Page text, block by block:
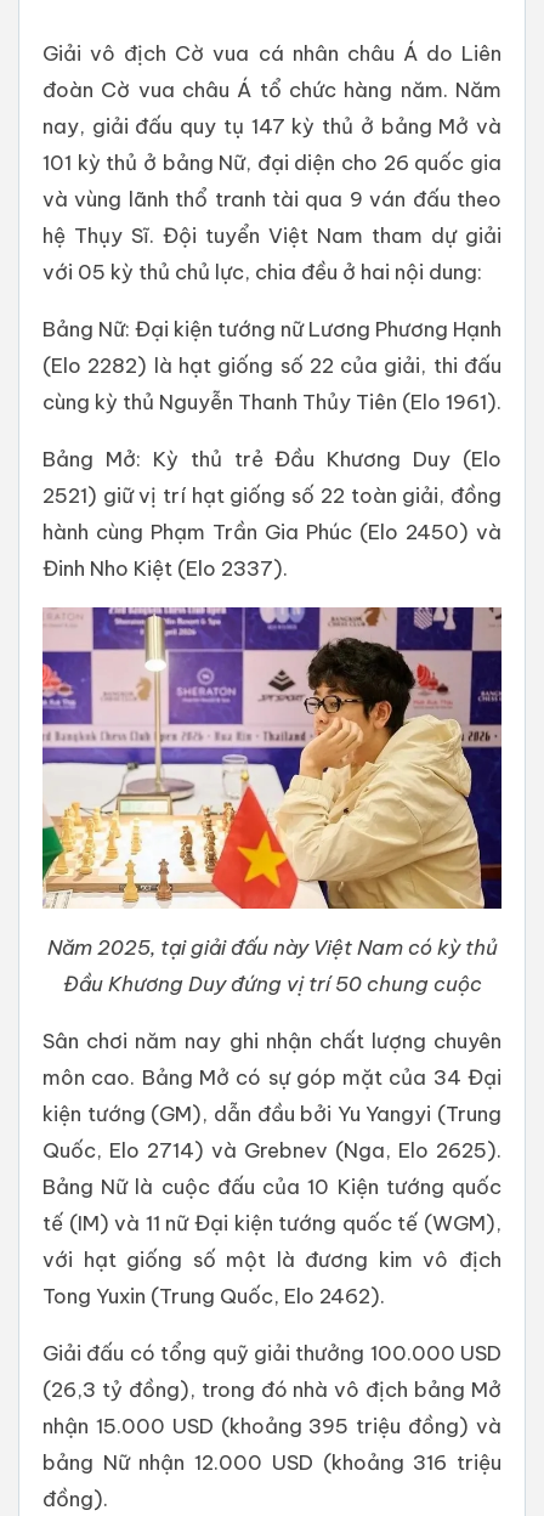
Giải vô địch Cờ vua cá nhân châu Á do Liên
đoàn Cờ vua châu Á tổ chức hàng năm. Năm
nay, giải đấu quy tụ 147 kỳ thủ ở bảng Mở và
101 kỳ thủ ở bảng Nữ, đại diện cho 26 quốc gia
và vùng lãnh thổ tranh tài qua 9 ván đấu theo
hệ Thụy Sĩ. Đội tuyển Việt Nam tham dự giải
với 05 kỳ thủ chủ lực, chia đều ở hai nội dung:
Bảng Nữ: Đại kiện tướng nữ Lương Phương Hạnh
(Elo 2282) là hạt giống số 22 của giải, thi đấu
cùng kỳ thủ Nguyễn Thanh Thủy Tiên (Elo 1961).
Bảng Mở: Kỳ thủ trẻ Đầu Khương Duy (Elo
2521) giữ vị trí hạt giống số 22 toàn giải, đồng
hành cùng Phạm Trần Gia Phúc (Elo 2450) và
Đinh Nho Kiệt (Elo 2337).
Năm 2025, tại giải đấu này Việt Nam có kỳ thủ
Đầu Khương Duy đứng vị trí 50 chung cuộc
Sân chơi năm nay ghi nhận chất lượng chuyên
môn cao. Bảng Mở có sự góp mặt của 34 Đại
kiện tướng (GM), dẫn đầu bởi Yu Yangyi (Trung
Quốc, Elo 2714) và Grebnev (Nga, Elo 2625).
Bảng Nữ là cuộc đấu của 10 Kiện tướng quốc
tế (IM) và 11 nữ Đại kiện tướng quốc tế (WGM),
với hạt giống số một là đương kim vô địch
Tong Yuxin (Trung Quốc, Elo 2462).
Giải đấu có tổng quỹ giải thưởng 100.000 USD
(26,3 tỷ đồng), trong đó nhà vô địch bảng Mở
nhận 15.000 USD (khoảng 395 triệu đồng) và
bảng Nữ nhận 12.000 USD (khoảng 316 triệu
đồng).